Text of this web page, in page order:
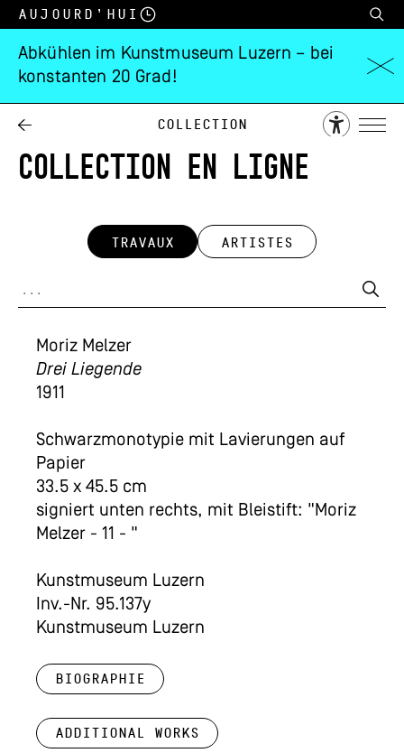
Aujourd’hui
Abkühlen im Kunstmuseum Luzern – bei
konstanten 20 Grad!
Collection
COLLECTION EN LIGNE
TRAVAUX ARTISTES
Moriz Melzer
Drei Liegende
1911
Schwarzmonotypie mit Lavierungen auf
Papier
33.5 x 45.5 cm
signiert unten rechts, mit Bleistift: "Moriz
Melzer - 11 - "
Kunstmuseum Luzern
Inv.-Nr. 95.137y
Kunstmuseum Luzern
Biographie
Additional works